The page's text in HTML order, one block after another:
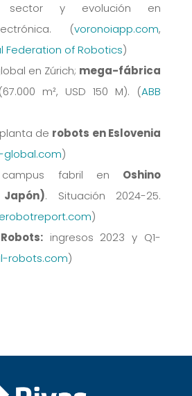
sector y evolución en
(voronoiapp.com,
Federation of Robotics)
en Zúrich; mega-fábrica
m², USD 150 M). (ABB
planta de robots en Eslovenia
global.com)
fabril en Oshino
. Situación 2024-25.
)
ingresos 2023 y Q1-
robots.com)